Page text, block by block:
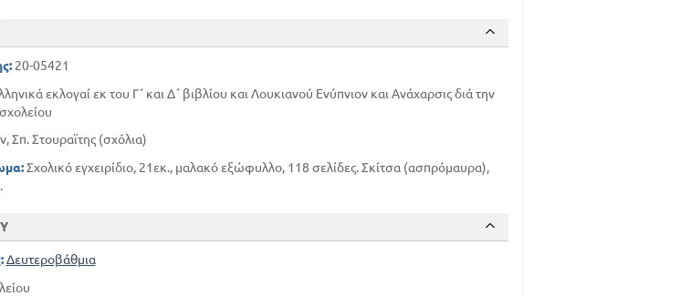
20-05421
εκλογαί εκ του Γ΄ και Δ΄ βιβλίου και Λουκιανού Ενύπνιον και Ανάχαρσις διά την
Σπ. Στουραϊτης (σχόλια)
Σχολικό εγχειρίδιο, 21εκ., μαλακό εξώφυλλο, 118 σελίδες. Σκίτσα (ασπρόμαυρα),
Δευτεροβάθμια